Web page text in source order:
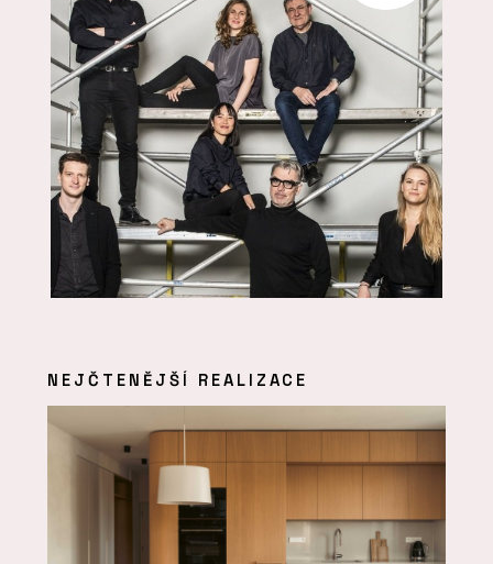
NEJČTENĚJŠÍ REALIZACE